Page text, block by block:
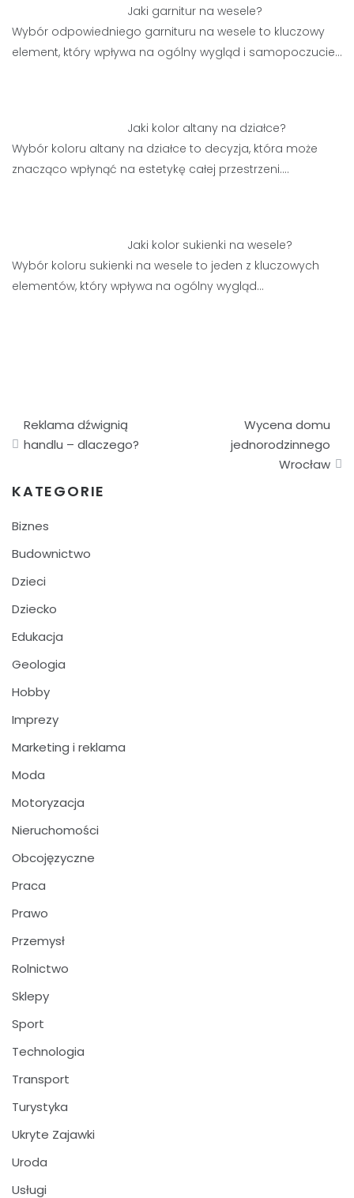
Jaki garnitur na wesele?
Wybór odpowiedniego garnituru na wesele to kluczowy
element, który wpływa na ogólny wygląd i samopoczucie…
Jaki kolor altany na działce?
Wybór koloru altany na działce to decyzja, która może
znacząco wpłynąć na estetykę całej przestrzeni.…
Jaki kolor sukienki na wesele?
Wybór koloru sukienki na wesele to jeden z kluczowych
elementów, który wpływa na ogólny wygląd…
Nawigacja
wpisu
Reklama dźwignią
handlu – dlaczego?
Wycena domu
jednorodzinnego
Wrocław
KATEGORIE
Biznes
Budownictwo
Dzieci
Dziecko
Edukacja
Geologia
Hobby
Imprezy
Marketing i reklama
Moda
Motoryzacja
Nieruchomości
Obcojęzyczne
Praca
Prawo
Przemysł
Rolnictwo
Sklepy
Sport
Technologia
Transport
Turystyka
Ukryte Zajawki
Uroda
Usługi